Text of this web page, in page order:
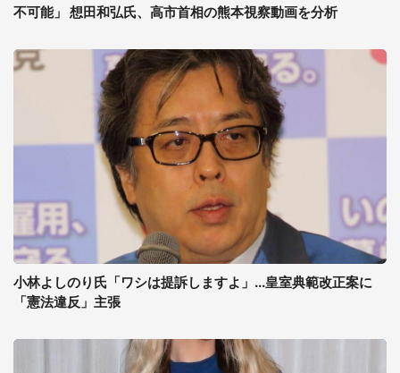
不可能」 想田和弘氏、高市首相の熊本視察動画を分析
小林よしのり氏「ワシは提訴しますよ」...皇室典範改正案に
「憲法違反」主張